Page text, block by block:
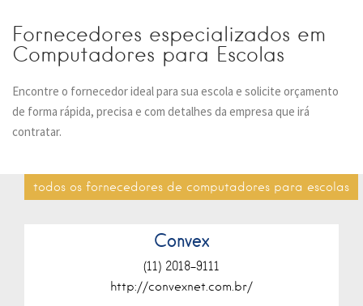
Fornecedores especializados em
Computadores para Escolas
Encontre o fornecedor ideal para sua escola e solicite orçamento
de forma rápida, precisa e com detalhes da empresa que irá
contratar.
todos os fornecedores de computadores para escolas
Convex
(11) 2018-9111
http://convexnet.com.br/